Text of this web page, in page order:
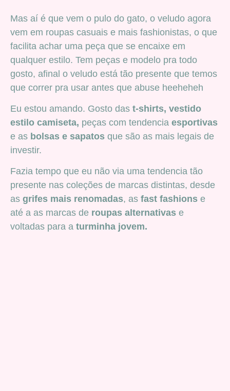
Mas aí é que vem o pulo do gato, o veludo agora
vem em roupas casuais e mais fashionistas, o que
facilita achar uma peça que se encaixe em
qualquer estilo. Tem peças e modelo pra todo
gosto, afinal o veludo está tão presente que temos
que correr pra usar antes que abuse heeheheh
Eu estou amando. Gosto das t-shirts, vestido
estilo camiseta, peças com tendencia esportivas
e as bolsas e sapatos que são as mais legais de
investir.
Fazia tempo que eu não via uma tendencia tão
presente nas coleções de marcas distintas, desde
as grifes mais renomadas, as fast fashions e
até a as marcas de roupas alternativas e
voltadas para a turminha jovem.